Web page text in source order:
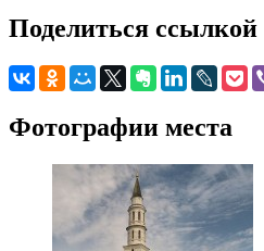
Поделиться ссылкой
Фотографии места